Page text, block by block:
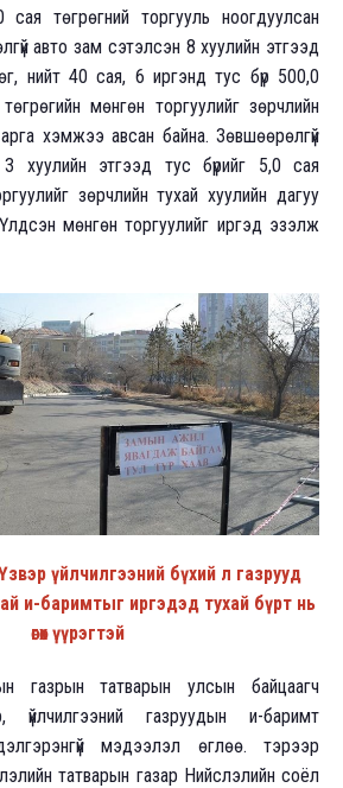
төгрөгний торгууль ноогдуулсан
авто зам сэтэлсэн 8 хуулийн этгээд
нийт 40 сая, 6 иргэнд тус бүр 500,0
мөнгөн торгуулийг зөрчлийн
хэмжээ авсан байна. Зөвшөөрөлгүй
хуулийн этгээд тус бүрийг 5,0 сая
зөрчлийн тухай хуулийн дагуу
мөнгөн торгуулийг иргэд эзэлж
үйлчилгээний бүхий л газрууд
и-баримтыг иргэдэд тухай бүрт нь
өгөх үүрэгтэй
газрын татварын улсын байцаагч
үйлчилгээний газруудын и-баримт
мэдээлэл өглөө. тэрээр
татварын газар Нийслэлийн соёл